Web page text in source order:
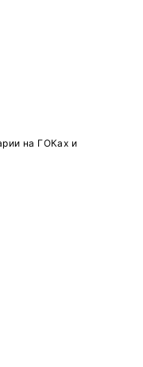
на ГОКах и